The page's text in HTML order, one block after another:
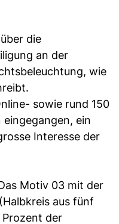
die
an der
wie
sowie rund 150
ein
Interesse der
Motiv 03 mit der
aus fünf
der